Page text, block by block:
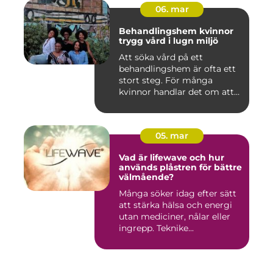
06. mar
Behandlingshem kvinnor
trygg vård i lugn miljö
Att söka vård på ett
behandlingshem är ofta ett
stort steg. För många
kvinnor handlar det om att
05. mar
Vad är lifewave och hur
används plåstren för bättre
välmående?
Många söker idag efter sätt
att stärka hälsa och energi
utan mediciner, nålar eller
ingrepp. Teknike...